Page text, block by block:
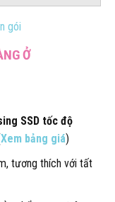
gói
Ở
SSD tốc độ
Xem bảng giá)
tương thích với tất